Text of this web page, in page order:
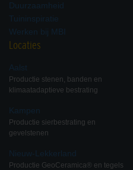
Duurzaamheid
Tuininspiratie
Werken bij MBI
Locaties
Aalst
Productie stenen, banden en
klimaatadaptieve bestrating
Kampen
Productie sierbestrating en
gevelstenen
Nieuw-Lekkerland
Productie GeoCeramica® en tegels